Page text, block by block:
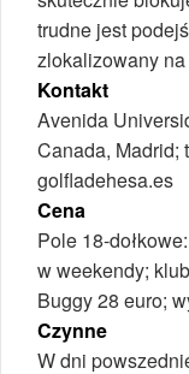
trudne jest
zlokalizowany
Kontakt
Avenida
Canada, Madrid;
golfladehesa.es
Cena
Pole 18-
w weekendy;
Buggy 28 euro;
Czynne
W dni